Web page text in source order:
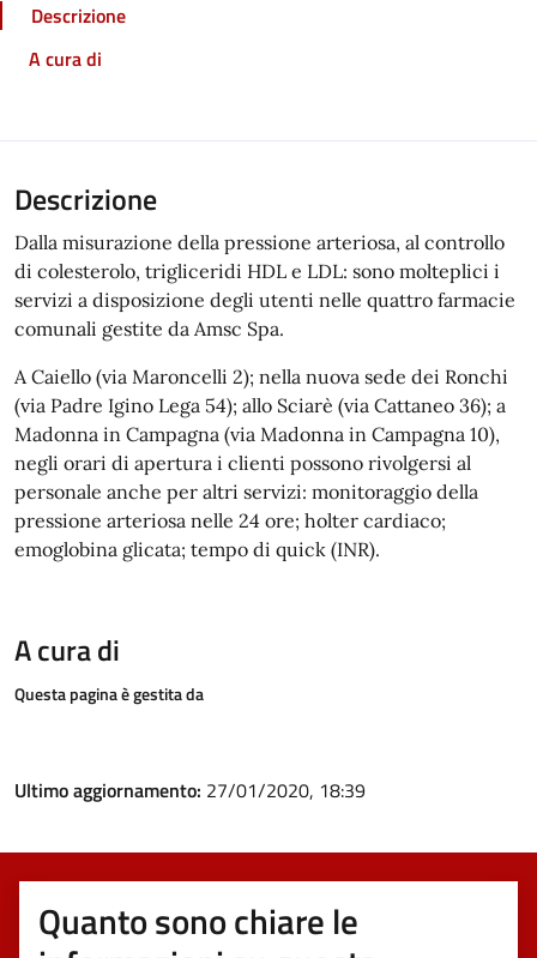
Descrizione
A cura di
Descrizione
Dalla misurazione della pressione arteriosa, al controllo
di colesterolo, trigliceridi HDL e LDL: sono molteplici i
servizi a disposizione degli utenti nelle quattro farmacie
comunali gestite da Amsc Spa.
A Caiello (via Maroncelli 2); nella nuova sede dei Ronchi
(via Padre Igino Lega 54); allo Sciarè (via Cattaneo 36); a
Madonna in Campagna (via Madonna in Campagna 10),
negli orari di apertura i clienti possono rivolgersi al
personale anche per altri servizi: monitoraggio della
pressione arteriosa nelle 24 ore; holter cardiaco;
emoglobina glicata; tempo di quick (INR).
A cura di
Questa pagina è gestita da
Ultimo aggiornamento: 27/01/2020, 18:39
Quanto sono chiare le